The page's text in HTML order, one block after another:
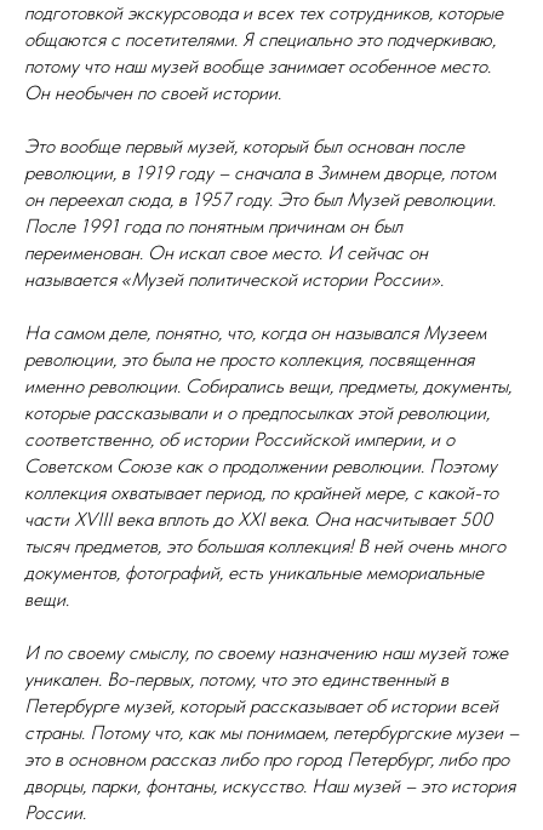
подготовкой экскурсовода и всех тех сотрудников, которые
общаются с посетителями. Я специально это подчеркиваю,
потому что наш музей вообще занимает особенное место.
Он необычен по своей истории.
Это вообще первый музей, который был основан после
революции, в 1919 году – сначала в Зимнем дворце, потом
он переехал сюда, в 1957 году. Это был Музей революции.
После 1991 года по понятным причинам он был
переименован. Он искал свое место. И сейчас он
называется «Музей политической истории России».
На самом деле, понятно, что, когда он назывался Музеем
революции, это была не просто коллекция, посвященная
именно революции. Собирались вещи, предметы, документы,
которые рассказывали и о предпосылках этой революции,
соответственно, об истории Российской империи, и о
Советском Союзе как о продолжении революции. Поэтому
коллекция охватывает период, по крайней мере, с какой-то
части XVIII века вплоть до XXI века. Она насчитывает 500
тысяч предметов, это большая коллекция! В ней очень много
документов, фотографий, есть уникальные мемориальные
вещи.
И по своему смыслу, по своему назначению наш музей тоже
уникален. Во-первых, потому, что это единственный в
Петербурге музей, который рассказывает об истории всей
страны. Потому что, как мы понимаем, петербургские музеи –
это в основном рассказ либо про город Петербург, либо про
дворцы, парки, фонтаны, искусство. Наш музей – это история
России.